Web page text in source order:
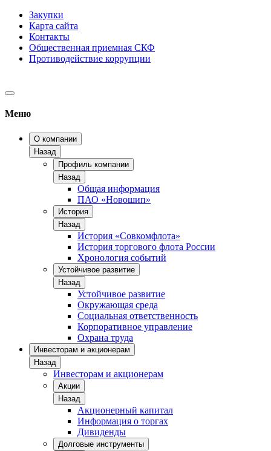
Закупки
Карта сайта
Контакты
Общественная приемная СКФ
Противодействие коррупции
Меню
О компании
Назад
Профиль компании
Назад
Общая информация
ПАО «Новошип»
История
Назад
История «Совкомфлота»
История торгового флота России
Хронология событий
Устойчивое развитие
Назад
Устойчивое развитие
Окружающая среда
Социальная ответственность
Корпоративное управление
Охрана труда
Инвесторам и акционерам
Назад
Инвесторам и акционерам
Акции
Назад
Акционерный капитал
Информация о торгах
Дивиденды
Долговые инструменты